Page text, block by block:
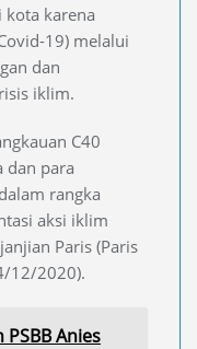
karena
19) melalui
dan
iklim.
C40
dan para
rangka
aksi iklim
Paris (Paris
12/2020).
Anies